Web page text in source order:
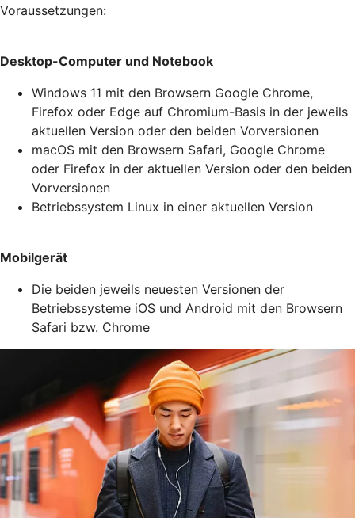
Voraussetzungen:
Desktop-Computer und Notebook
Windows 11 mit den Browsern Google Chrome,
Firefox oder Edge auf Chromium-Basis in der jeweils
aktuellen Version oder den beiden Vorversionen
macOS mit den Browsern Safari, Google Chrome
oder Firefox in der aktuellen Version oder den beiden
Vorversionen
Betriebssystem Linux in einer aktuellen Version
Mobilgerät
Die beiden jeweils neuesten Versionen der
Betriebssysteme iOS und Android mit den Browsern
Safari bzw. Chrome